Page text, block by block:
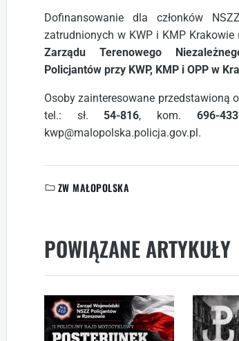
Dofinansowanie dla członków
zatrudnionych w KWP i KMP
Zarządu Terenowego
Policjantów przy KWP, KMP i OPP w
Osoby zainteresowane przedstawioną
tel.: sł. 54-816, kom. 696-
kwp@malopolska.policja.gov.pl.
KATEGORIE:
ZW MAŁOPOLSKA
POWIĄZANE ARTYKUŁY